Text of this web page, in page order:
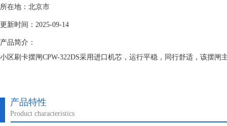
所在地：北京市
更新时间：2025-09-14
产品简介：
小区刷卡摆闸CPW-322DS采用进口机芯，运行平稳，同行舒适，该摆
产品特性
Product characteristics